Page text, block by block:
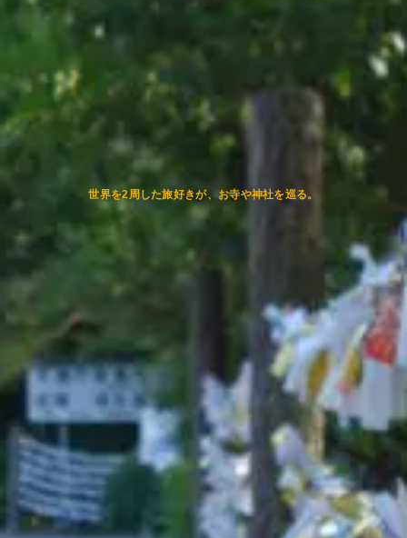
世界を2周した旅好きが、お寺や神社を巡る。